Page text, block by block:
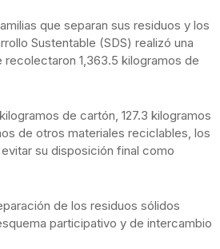
que separan sus residuos y los
Sustentable (SDS) realizó una
1,363.5 kilogramos de
de cartón, 127.3 kilogramos
de otros materiales reciclables, los
su disposición final como
de los residuos sólidos
participativo y de intercambio